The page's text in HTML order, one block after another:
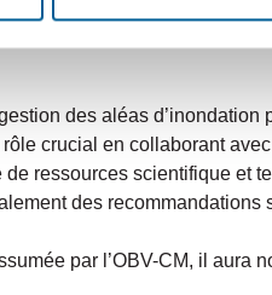
des aléas d’inondation
crucial en collaborant
ressources scientifique et
des
par l’OBV-CM, il aura